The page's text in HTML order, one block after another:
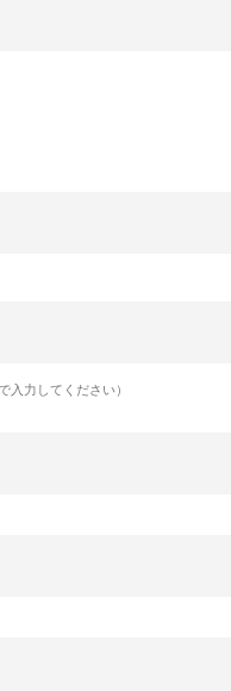
入力してください）